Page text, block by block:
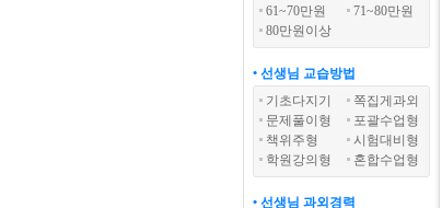
61~70만원
71~80만원
80만원이상
• 선생님 교습방법
기초다지기
쪽집게과외
문제풀이형
포괄수업형
책위주형
시험대비형
학원강의형
혼합수업형
• 선생님 과외경력